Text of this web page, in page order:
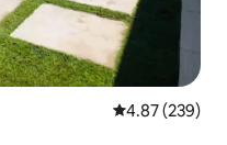
คะแนนเฉลี่ย
4.87 (239)